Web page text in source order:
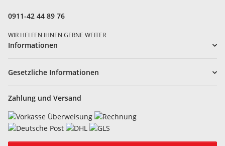
0911-42 44 89 76
WIR HELFEN IHNEN GERNE WEITER
Informationen
Gesetzliche Informationen
Zahlung und Versand